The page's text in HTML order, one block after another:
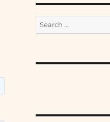
Search
for: